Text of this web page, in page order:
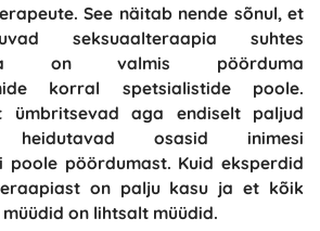
See näitab nende sõnul, et
seksuaalteraapia suhtes
on valmis pöörduma
korral spetsialistide poole.
ümbritsevad aga endiselt paljud
osasid inimesi
poole pöördumast. Kuid eksperdid
on palju kasu ja et kõik
on lihtsalt müüdid.